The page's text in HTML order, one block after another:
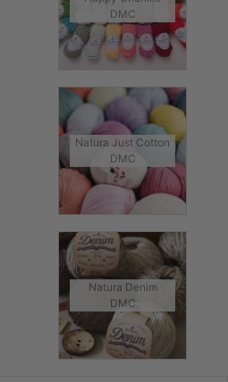
DMC
Natura Just Cotton
DMC
Natura Denim
DMC